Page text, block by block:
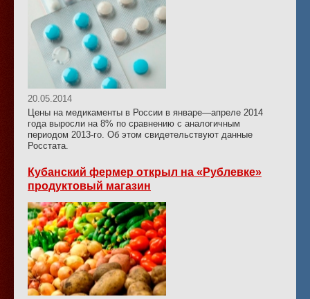
20.05.2014
Цены на медикаменты в России в январе—апреле 2014
года выросли на 8% по сравнению с аналогичным
периодом 2013-го. Об этом свидетельствуют данные
Росстата.
Кубанский фермер открыл на «Рублевке»
продуктовый магазин